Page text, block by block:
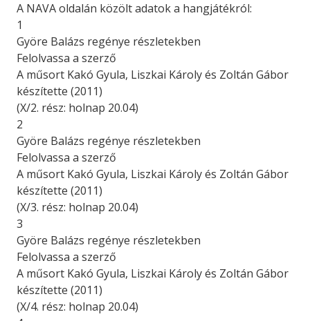
A NAVA oldalán közölt adatok a hangjátékról:
1
Györe Balázs regénye részletekben
Felolvassa a szerző
A műsort Kakó Gyula, Liszkai Károly és Zoltán Gábor
készítette (2011)
(X/2. rész: holnap 20.04)
2
Györe Balázs regénye részletekben
Felolvassa a szerző
A műsort Kakó Gyula, Liszkai Károly és Zoltán Gábor
készítette (2011)
(X/3. rész: holnap 20.04)
3
Györe Balázs regénye részletekben
Felolvassa a szerző
A műsort Kakó Gyula, Liszkai Károly és Zoltán Gábor
készítette (2011)
(X/4. rész: holnap 20.04)